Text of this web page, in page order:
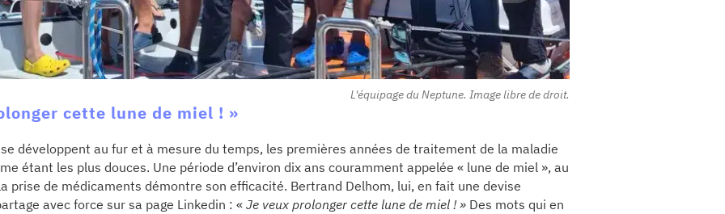
L'équipage du Neptune. Image libre de droit.
cette lune de miel ! »
développent au fur et à mesure du temps, les premières années de traitement de la maladie
étant les plus douces. Une période d’environ dix ans couramment appelée « lune de miel », au
prise de médicaments démontre son efficacité. Bertrand Delhom, lui, en fait une devise
avec force sur sa page Linkedin : « Je veux prolonger cette lune de miel ! » Des mots qui en